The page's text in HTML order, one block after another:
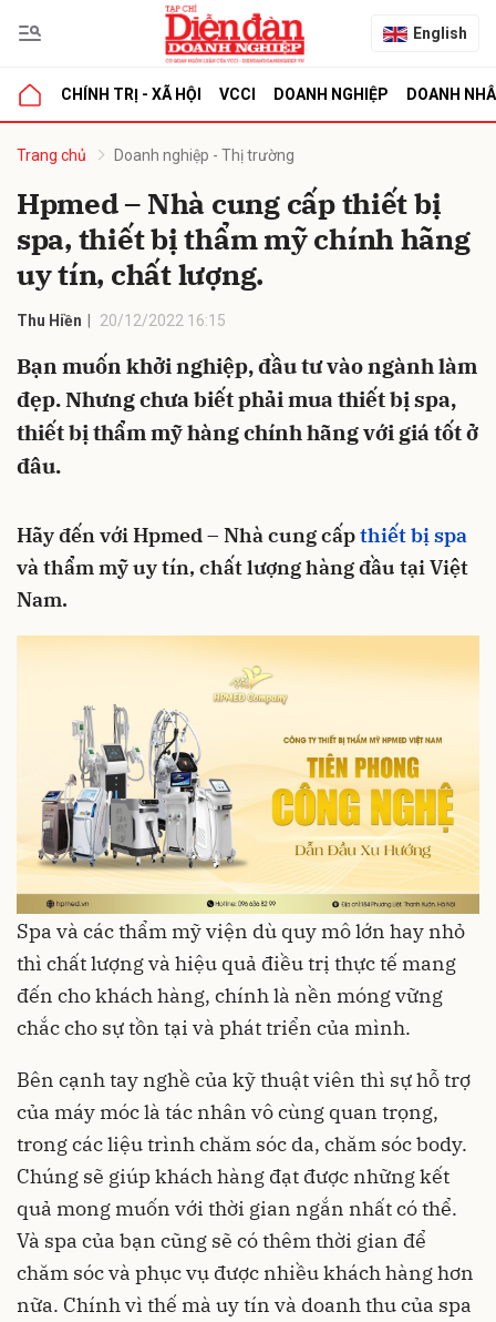
English
CHÍNH TRỊ - XÃ HỘI VCCI DOANH NGHIỆP DOANH
Trang chủ Doanh nghiệp - Thị trường
Hpmed – Nhà cung cấp thiết bị
spa, thiết bị thẩm mỹ chính hãng
uy tín, chất lượng.
Thu Hiền 20/12/2022 16:15
Bạn muốn khởi nghiệp, đầu tư vào ngành làm
đẹp. Nhưng chưa biết phải mua thiết bị spa,
thiết bị thẩm mỹ hàng chính hãng với giá tốt ở
đâu.
Hãy đến với Hpmed – Nhà cung cấpthiết bị spa
và thẩm mỹ uy tín, chất lượng hàng đầu tại Việt
Nam.
Spa và các thẩm mỹ viện dù quy mô lớn hay nhỏ
thì chất lượng và hiệu quả điều trị thực tế mang
đến cho khách hàng, chính là nền móng vững
chắc cho sự tồn tại và phát triển của mình.
Bên cạnh tay nghề của kỹ thuật viên thì sự hỗ trợ
của máy móc là tác nhân vô cùng quan trọng,
trong các liệu trình chăm sóc da, chăm sóc body.
Chúng sẽ giúp khách hàng đạt được những kết
quả mong muốn với thời gian ngắn nhất có thể.
Và spa của bạn cũng sẽ có thêm thời gian để
chăm sóc và phục vụ được nhiều khách hàng hơn
nữa. Chính vì thế mà uy tín và doanh thu của spa
luận
Hủy